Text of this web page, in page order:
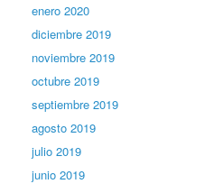
enero 2020
diciembre 2019
noviembre 2019
octubre 2019
septiembre 2019
agosto 2019
julio 2019
junio 2019